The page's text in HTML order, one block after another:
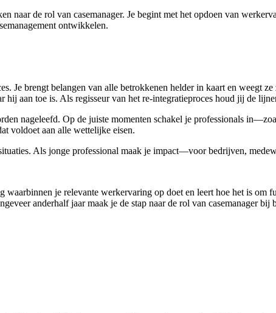
naar de rol van casemanager. Je begint met het opdoen van
ontwikkelen.
Je brengt belangen van alle betrokkenen helder in kaart en weegt
aan toe is. Als regisseur van het re-integratieproces houd jij de
nageleefd. Op de juiste momenten schakel je professionals
voldoet aan alle wettelijke eisen.
Als jonge professional maak je impact—voor bedrijven,
waarbinnen je relevante werkervaring op doet en leert hoe het is om
anderhalf jaar maak je de stap naar de rol van casemanager bij